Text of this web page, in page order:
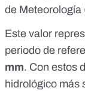
de Meteorología
Este valor
periodo de
mm. Con estos
hidrológico más